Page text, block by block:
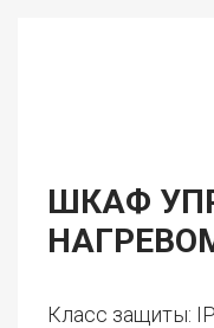
ШКАФ
Класс защиты: